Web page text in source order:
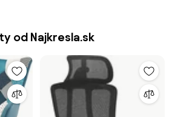
od Najkresla.sk